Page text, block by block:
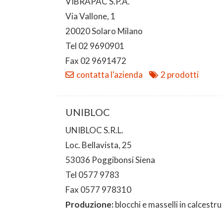
Via Vallone, 1
20020 Solaro Milano
Tel 02 9690901
Fax 02 9691472
contatta l'azienda
2 prodotti
UNIBLOC
UNIBLOC S.R.L.
Loc. Bellavista, 25
53036 Poggibonsi Siena
Tel 0577 9783
Fax 0577 978310
Produzione:blocchi e masselli in